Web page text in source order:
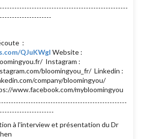
:
QJuKWgI Website :
Instagram :
bloomingyou_fr/ Linkedin :
company/bloomingyou/
www.facebook.com/mybloomingyou
à l'interview et présentation du Dr